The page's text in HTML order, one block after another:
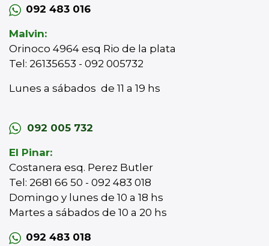
092 483 016
Malvin:
Orinoco 4964 esq Rio de la plata
Tel: 26135653 - 092 005732
Lunes a sábados de 11 a 19 hs
092 005 732
El Pinar:
Costanera esq. Perez Butler
Tel: 2681 66 50 - 092 483 018
Domingo y lunes de 10 a 18 hs
Martes a sábados de 10 a 20 hs
092 483 018